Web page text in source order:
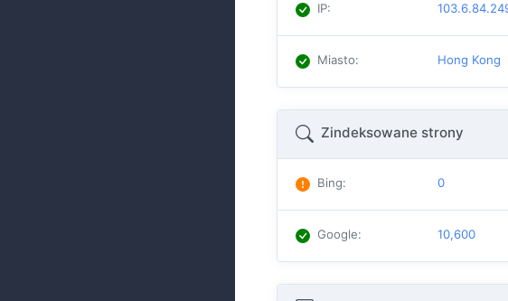
IP:
Miasto: Hong Kong
Zindeksowane strony
Bing: 0
Google: 10,600